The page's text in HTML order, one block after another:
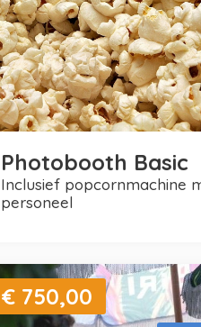
Photobooth Basic
inclusief popcornmachine met
personeel
€ 750,00